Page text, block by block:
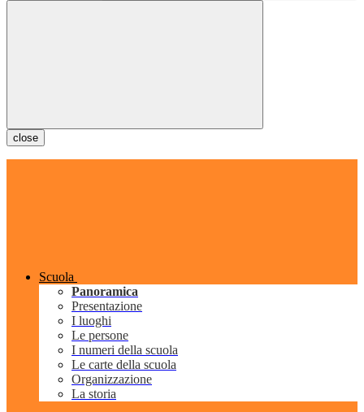
close
Scuola
Panoramica
Presentazione
I luoghi
Le persone
I numeri della scuola
Le carte della scuola
Organizzazione
La storia